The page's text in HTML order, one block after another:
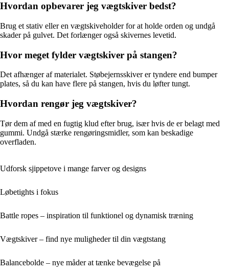
Hvordan opbevarer jeg vægtskiver bedst?
Brug et stativ eller en vægtskiveholder for at holde orden og undgå
skader på gulvet. Det forlænger også skivernes levetid.
Hvor meget fylder vægtskiver på stangen?
Det afhænger af materialet. Støbejernsskiver er tyndere end bumper
plates, så du kan have flere på stangen, hvis du løfter tungt.
Hvordan rengør jeg vægtskiver?
Tør dem af med en fugtig klud efter brug, især hvis de er belagt med
gummi. Undgå stærke rengøringsmidler, som kan beskadige
overfladen.
Udforsk sjippetove i mange farver og designs
Løbetights i fokus
Battle ropes – inspiration til funktionel og dynamisk træning
Vægtskiver – find nye muligheder til din vægtstang
Balancebolde – nye måder at tænke bevægelse på